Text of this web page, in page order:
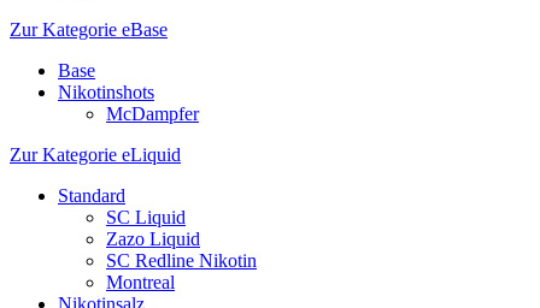
Zur Kategorie eBase
Base
Nikotinshots
McDampfer
Zur Kategorie eLiquid
Standard
SC Liquid
Zazo Liquid
SC Redline Nikotin
Montreal
Nikotinsalz